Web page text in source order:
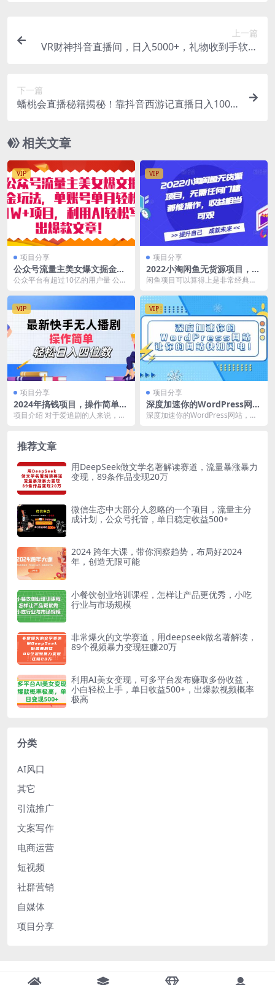
上一篇
VR财神抖音直播间，日入5000+，礼物收到手软，
下一篇
蟠桃会直播秘籍揭秘！靠抖音西游记直播日入1000
相关文章
VIP
项目分享
公众号流量主美女爆文掘金玩
法 单账号单月轻松8000 利用
公众平台有超过10亿的用户量 公众
号 AI写文章...
VIP
项目分享
2022小淘闲鱼无货源项目，无
需任何门槛都能操作，收益相
闲鱼项目可以算得上是非常经典的
益也是相当可观的，我...
VIP
项目分享
2024年搞钱项目，操作简单，
轻松日入四位数，最新快手无
项目介绍 对于爱追剧的人来说，是
VIP
项目分享
深度加速你的WordPress网
站，让你的网站快如闪电！
深度加速你的WordPress网站，让
推荐文章
用DeepSeek做文学名著解读赛道，流量暴涨暴力
变现，89条作品变现20万
微信生态中大部分人忽略的一个项目，流量主分
成计划，公众号托管，单日稳定收益500+
2024 跨年大课，带你洞察趋势，布局好2024
年，创造无限可能
小餐饮创业培训课程，怎样让产品更优秀，小吃
行业与市场规模
非常爆火的文学赛道，用deepseek做名著解读，
89个视频暴力变现狂赚20万
利用AI美女变现，可多平台发布赚取多份收益，
小白轻松上手，单日收益500+，出爆款视频概率
极高
分类
AI风口
其它
引流推广
文案写作
电商运营
短视频
社群营销
自媒体
项目分享